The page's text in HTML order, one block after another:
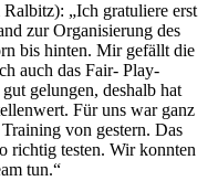
„Ich gratuliere erst
zur Organisierung des
bis hinten. Mir gefällt die
auch das Fair- Play-
gelungen, deshalb hat
Für uns war ganz
von gestern. Das
richtig testen. Wir konnten
tun.“